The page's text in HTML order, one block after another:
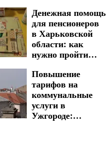
помощь можно
получить
Денежная помощь
для пенсионеров
в Харьковской
области: как
нужно пройти
получения
выплат
Повышение
тарифов на
коммунальные
услуги в
Ужгороде: